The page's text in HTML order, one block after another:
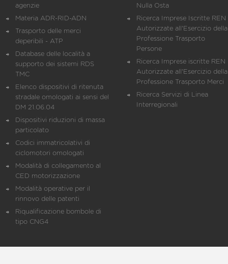
agenzie
Materia ADR-RID-ADN
Trasporto delle merci
deperibili - ATP
Database delle località a
supporto dei sistemi RDS
TMC
Elenco dispositivi di ritenuta
stradale omologati ai sensi del
DM 21.06.04
Dispositivi riduzioni di massa
particolato
Codici immatricolativi di
ciclomotori omologati
Modalità di collegamento al
CED motorizzazione
Modalità operative per il
rinnovo delle patenti
Riqualificazione bombole di
tipo CNG4
Nulla Osta
Ricerca Imprese Iscritte REN
Autorizzate all'Esercizio della
Professione Trasporto
Persone
Ricerca Imprese iscritte REN
Autorizzate all'Esercizio della
Professione Trasporto Merci
Ricerca Servizi di Linea
Interregionali